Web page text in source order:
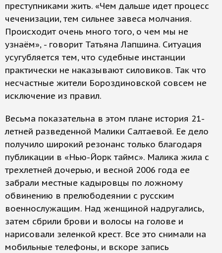
преступниками жить. «Чем дальше идет процесс
чеченизации, тем сильнее завеса молчания.
Происходит очень много того, о чем мы не
узнаём», - говорит Татьяна Лапшина. Ситуация
усугубляется тем, что судебные инстанции
практически не наказывают силовиков. Так что
несчастные жители Бороздиновской совсем не
исключение из правил.
Весьма показательна в этом плане история 21-
летней разведенной Малики Салтаевой. Ее дело
получило широкий резонанс только благодаря
публикации в «Нью-Йорк таймс». Малика жила с
трехлетней дочерью, и весной 2006 года ее
забрали местные кадыровцы по ложному
обвинению в прелюбодеянии с русским
военнослужащим. Над женщиной надругались,
затем сбрили брови и волосы на голове и
нарисовали зеленкой крест. Все это снимали на
мобильные телефоны, и вскоре запись